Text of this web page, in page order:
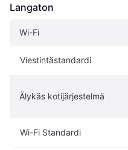
Langaton
Wi-Fi
Viestintästandardi
Älykäs kotijärjestelmä
Wi-Fi Standardi